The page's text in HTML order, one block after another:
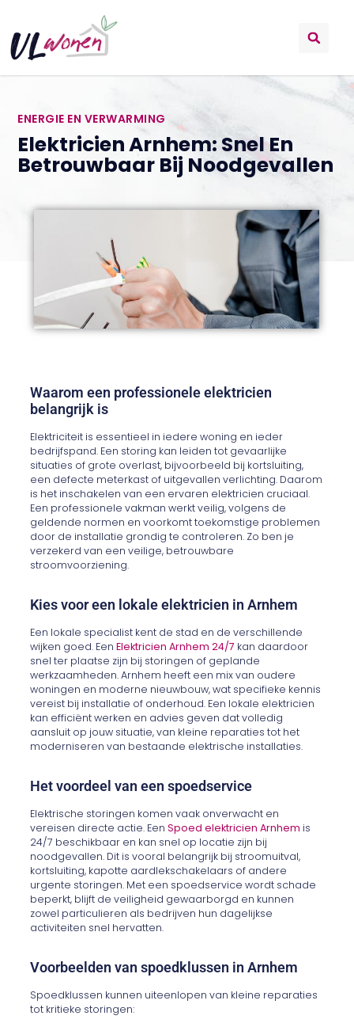
ENERGIE EN VERWARMING
Elektricien Arnhem: Snel En
Betrouwbaar Bij Noodgevallen
Waarom een professionele elektricien
belangrijk is
Elektriciteit is essentieel in iedere woning en ieder
bedrijfspand. Een storing kan leiden tot gevaarlijke
situaties of grote overlast, bijvoorbeeld bij kortsluiting,
een defecte meterkast of uitgevallen verlichting. Daarom
is het inschakelen van een ervaren elektricien cruciaal.
Een professionele vakman werkt veilig, volgens de
geldende normen en voorkomt toekomstige problemen
door de installatie grondig te controleren. Zo ben je
verzekerd van een veilige, betrouwbare
stroomvoorziening.
Kies voor een lokale elektricien in Arnhem
Een lokale specialist kent de stad en de verschillende
wijken goed. EenElektricien Arnhem 24/7 kan daardoor
snel ter plaatse zijn bij storingen of geplande
werkzaamheden. Arnhem heeft een mix van oudere
woningen en moderne nieuwbouw, wat specifieke kennis
vereist bij installatie of onderhoud. Een lokale elektricien
kan efficiënt werken en advies geven dat volledig
aansluit op jouw situatie, van kleine reparaties tot het
moderniseren van bestaande elektrische installaties.
Het voordeel van een spoedservice
Elektrische storingen komen vaak onverwacht en
vereisen directe actie. EenSpoed elektricien Arnhem is
24/7 beschikbaar en kan snel op locatie zijn bij
noodgevallen. Dit is vooral belangrijk bij stroomuitval,
kortsluiting, kapotte aardlekschakelaars of andere
urgente storingen. Met een spoedservice wordt schade
beperkt, blijft de veiligheid gewaarborgd en kunnen
zowel particulieren als bedrijven hun dagelijkse
activiteiten snel hervatten.
Voorbeelden van spoedklussen in Arnhem
Spoedklussen kunnen uiteenlopen van kleine reparaties
tot kritieke storingen: